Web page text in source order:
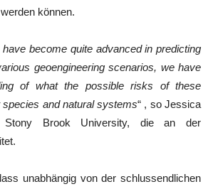
können.
become quite advanced in predicting
geoengineering scenarios, we have
of what the possible risks of these
and natural systems“ , so Jessica
Brook University, die an der
unabhängig von der schlussendlichen